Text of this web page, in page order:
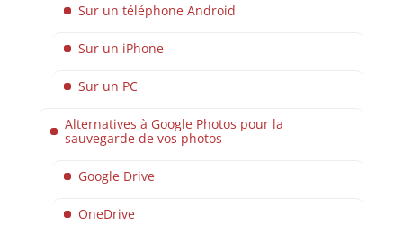
Sur un téléphone Android
Sur un iPhone
Sur un PC
Alternatives à Google Photos pour la
sauvegarde de vos photos
Google Drive
OneDrive